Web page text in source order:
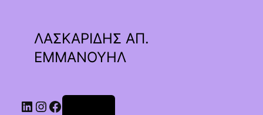
ΛΑΣΚΑΡΙΔΗΣ ΑΠ.
ΕΜΜΑΝΟΥΗΛ
Linkedin
Instagram
Facebook